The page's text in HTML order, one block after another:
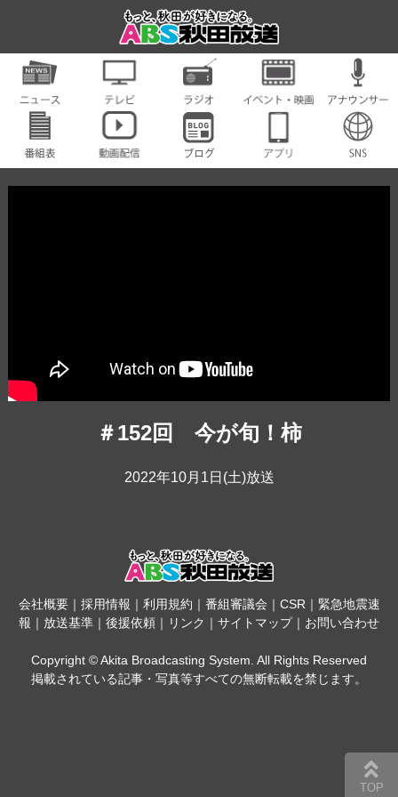
＃152回 今が旬！柿
2022年10月1日(土)放送
会社概要｜ 採用情報 ｜ 利用規約 ｜ 番組審議会 ｜ CSR ｜ 緊急地震速
報 ｜ 放送基準 ｜ 後援依頼 ｜ リンク ｜ サイトマップ｜ お問い合わせ
Copyright © Akita Broadcasting System. All Rights Reserved
掲載されている記事・写真等すべての無断転載を禁じます。